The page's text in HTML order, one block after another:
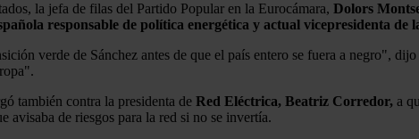
la jefa de filas del Partido Popular en la Eurocámara, Dolors
responsable de política energética y actual vicepresidenta de
verde de Sánchez antes de que el país entero se fuera a negro",
también contra la presidenta de Red Eléctrica, Beatriz Corredor, a
avisaba de riesgos para la red si no se invertía.